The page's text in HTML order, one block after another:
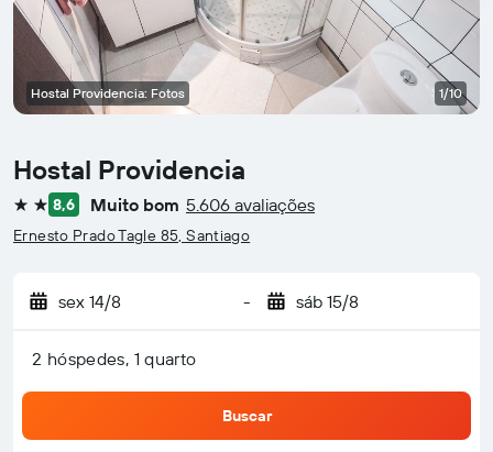
Hostal Providencia
2 estrelas
8,6 Muito bom 5.606 avaliações
Ernesto Prado Tagle 85, Santiago
sex 14/8 - sáb 15/8
2 hóspedes, 1 quarto
Buscar
Hostal Providencia: Fotos 1/10